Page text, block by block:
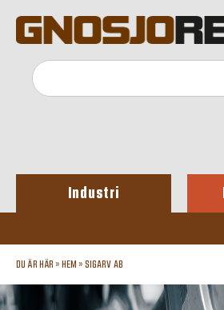
Industri
DU ÄR HÄR » HEM » SIGARV AB